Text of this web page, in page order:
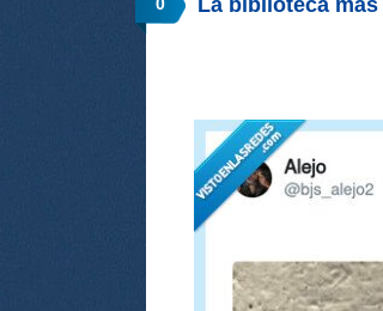
La biblioteca